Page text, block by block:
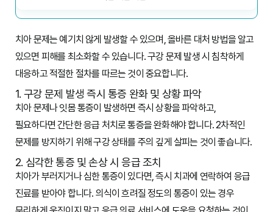
치아 문제는 예기치 않게 발생할 수 있으며, 올바른 대처 방법을 알고
있으면 피해를 최소화할 수 있습니다. 구강 문제 발생 시 침착하게
대응하고 적절한 절차를 따르는 것이 중요합니다.
1. 구강 문제 발생 즉시 통증 완화 및 상황 파악
치아 문제나 잇몸 통증이 발생하면 즉시 상황을 파악하고,
필요하다면 간단한 응급 처치로 통증을 완화해야 합니다. 2차적인
문제를 방지하기 위해 구강 상태를 주의 깊게 살피는 것이 좋습니다.
2. 심각한 통증 및 손상 시 응급 조치
치아가 부러지거나 심한 통증이 있다면, 즉시 치과에 연락하여 응급
진료를 받아야 합니다. 의식이 흐려질 정도의 통증이 있는 경우